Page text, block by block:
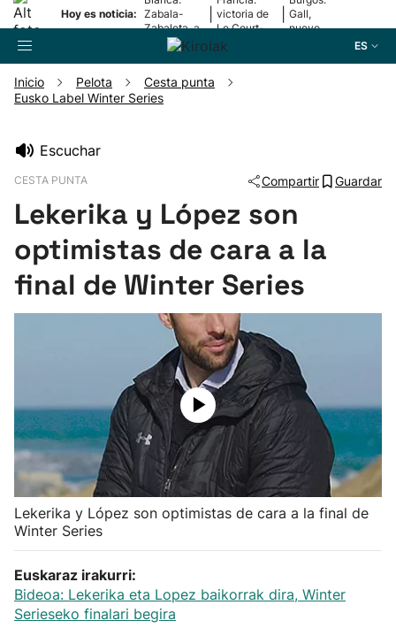
Hoy es noticia: Zabala-
Zabaleta, a
la final
victoria de
Le Court-
Pienaar
Gall,
nuevo
ES
Fútbol
Pelota
Remo
Herri-kirolak
Balonmano
Kirolak 360
Atletismo
Carreras de montaña
Inicio Pelota
Cesta punta
Eusko Label Winter Series
Escuchar
CESTA PUNTA Compartir Guardar
Lekerika y López son
optimistas de cara a la
final de Winter Series
Lekerika y López son optimistas de cara a la final de
Winter Series
Euskaraz irakurri:
Bideoa: Lekerika eta Lopez baikorrak dira, Winter
Serieseko finalari begira